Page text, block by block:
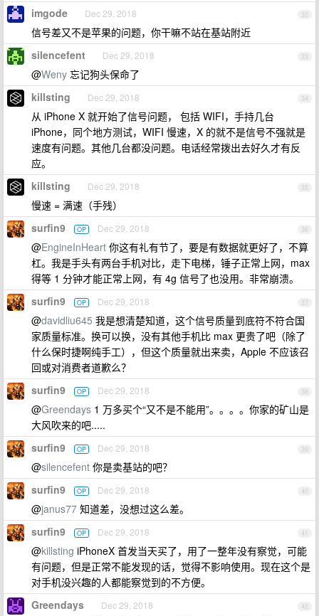
32
imgode Dec 29, 2018
信号差又不是苹果的问题，你干嘛不站在基站附近
33
silencefent Dec 29, 2018
@Weny 忘记狗头保命了
34
killsting Dec 29, 2018
从 iPhone X 就开始了信号问题， 包括 WIFI，手持几台
iPhone，同个地方测试，WIFI 慢速，X 的就不是信号不强就是
速度有问题。其他几台都没问题。电话经常拨出去好久才有反
应。
35
killsting Dec 29, 2018
慢速 = 满速（手残）
36
surfin9 OP Dec 29, 2018
@EngineInHeart 你这有礼有节了，要是有数据就更好了，不算
杠。我是手头有两台手机对比，走下电梯，锤子正常上网，max
得等 1 分钟才能正常上网，有 4g 信号了也没用。非常崩溃。
37
surfin9 OP Dec 29, 2018
@davidliu645 我是想清楚知道，这个信号质量到底符不符合国
家质量标准。换可以换，没有其他手机比 max 更贵了吧（除了
什么保时捷啊纯手工），但这个质量就出来卖，Apple 不应该召
回或对消费者道歉么？
38
surfin9 OP Dec 29, 2018
@Greendays 1 万多买个“又不是不能用”。。。。你家的矿山是
大风吹来的吧.....
39
surfin9 OP Dec 29, 2018
@silencefent 你是卖基站的吧？
40
surfin9 OP Dec 29, 2018
@janus77 知道差，没想过这么差。
41
surfin9 OP Dec 29, 2018
@killsting iPhoneX 首发当天买了，用了一整年没有察觉，可能
有问题，但是正常不能发现的话，觉得不影响使用。现在这个是
对手机没兴趣的人都能察觉到的不方便。
42
Greendays Dec 29, 2018